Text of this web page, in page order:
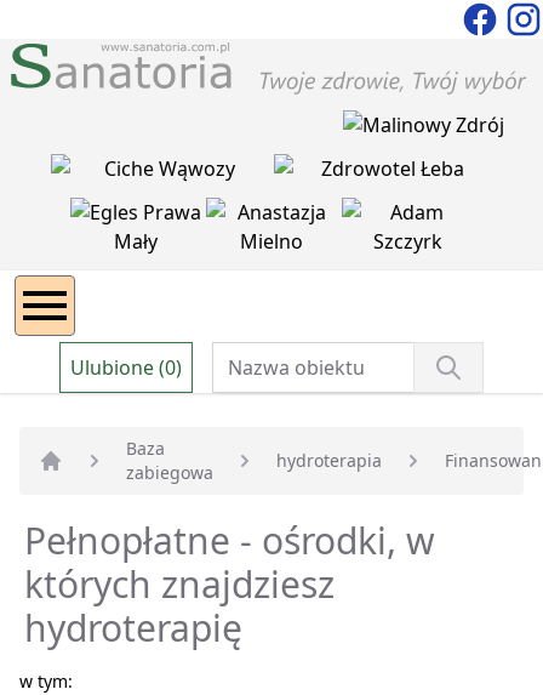
Ulubione (0)
Strona główna
Baza
zabiegowa
hydroterapia
Pełnopłatne - ośrodki, w
których znajdziesz
hydroterapię
w tym: